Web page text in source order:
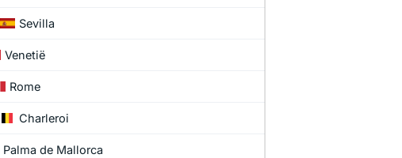
Sevilla
Venetië
Rome
Charleroi
Palma de Mallorca